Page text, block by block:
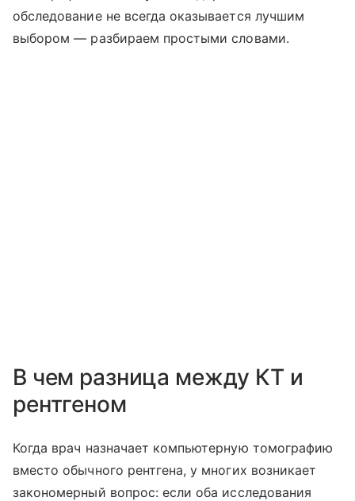
обследование не всегда оказывается лучшим
выбором — разбираем простыми словами.
В чем разница между КТ и
рентгеном
Когда врач назначает компьютерную томографию
вместо обычного рентгена, у многих возникает
закономерный вопрос: если оба исследования